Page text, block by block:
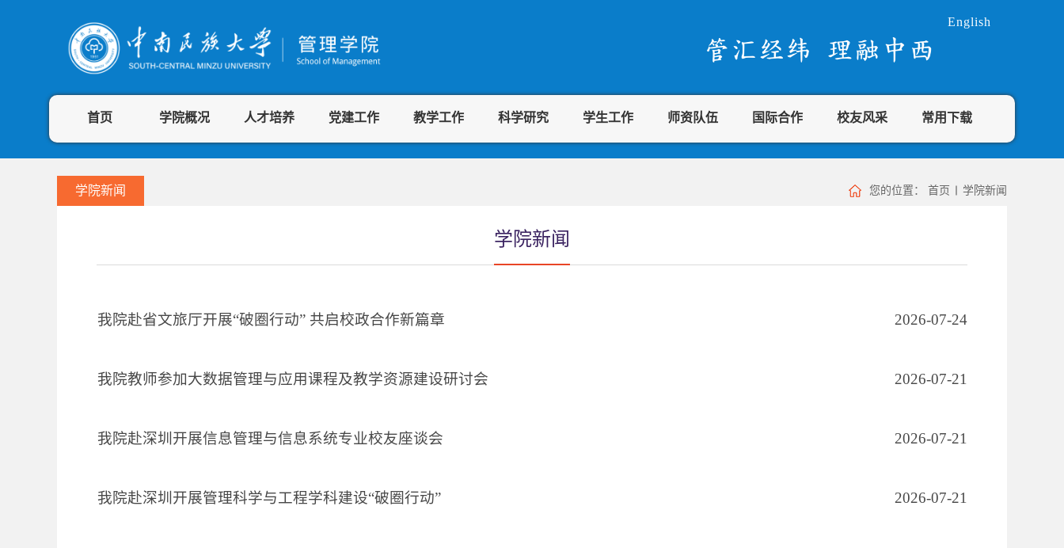
English
首页 学院概况 人才培养 党建工作 教学工作 科学研究 学生工作 师资队伍 国际合作 校友风采 常用下载
学院新闻 您的位置： 首页 学院新闻
学院新闻
我院赴省文旅厅开展“破圈行动” 共启校政合作新篇章 2026-07-24
我院教师参加大数据管理与应用课程及教学资源建设研讨会 2026-07-21
我院赴深圳开展信息管理与信息系统专业校友座谈会 2026-07-21
我院赴深圳开展管理科学与工程学科建设“破圈行动” 2026-07-21